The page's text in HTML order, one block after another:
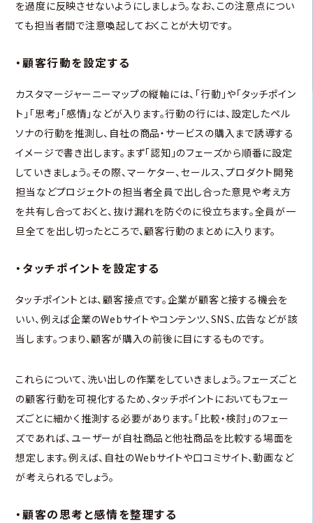
を過度に反映させないようにしましょう。なお、この注意点につい
ても担当者間で注意喚起しておくことが大切です。
・顧客行動を設定する
カスタマージャーニーマップの縦軸には、「行動」や「タッチポイン
ト」「思考」「感情」などが入ります。行動の行には、設定したペル
ソナの行動を推測し、自社の商品・サービスの購入まで誘導する
イメージで書き出します。まず「認知」のフェーズから順番に設定
していきましょう。その際、マーケター、セールス、プロダクト開発
担当などプロジェクトの担当者全員で出し合った意見や考え方
を共有し合っておくと、抜け漏れを防ぐのに役立ちます。全員が一
旦全てを出し切ったところで、顧客行動のまとめに入ります。
・タッチポイントを設定する
タッチポイントとは、顧客接点です。企業が顧客と接する機会を
いい、例えば企業のWebサイトやコンテンツ、SNS、広告などが該
当します。つまり、顧客が購入の前後に目にするものです。
これらについて、洗い出しの作業をしていきましょう。フェーズごと
の顧客行動を可視化するため、タッチポイントにおいてもフェー
ズごとに細かく推測する必要があります。「比較・検討」のフェー
ズであれば、ユーザーが自社商品と他社商品を比較する場面を
想定します。例えば、自社のWebサイトや口コミサイト、動画など
が考えられるでしょう。
・顧客の思考と感情を整理する